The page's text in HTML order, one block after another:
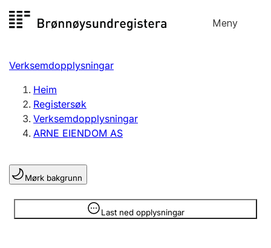
til
Meny
Registersøk
Aksjeselskap
Enkeltpersonføretak
Registrere, endre, slette
Lag og foreining
Registrere, endre, slette
Verksemdopplysningar
Heim
Registersøk
Verksemdopplysningar
ARNE EIENDOM AS
Mørk bakgrunn
Last ned opplysningar
Opplysninger er skjult